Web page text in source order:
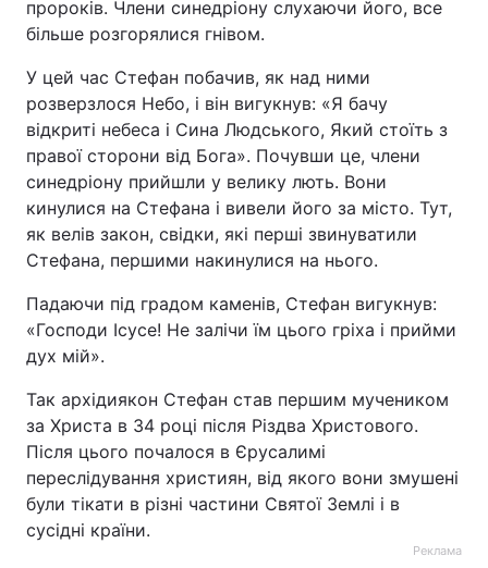
пророків. Члени синедріону слухаючи його, все
більше розгорялися гнівом.
У цей час Стефан побачив, як над ними
розверзлося Небо, і він вигукнув: «Я бачу
відкриті небеса і Сина Людського, Який стоїть з
правої сторони від Бога». Почувши це, члени
синедріону прийшли у велику лють. Вони
кинулися на Стефана і вивели його за місто. Тут,
як велів закон, свідки, які перші звинуватили
Стефана, першими накинулися на нього.
Падаючи під градом каменів, Стефан вигукнув:
«Господи Ісусе! Не залічи їм цього гріха і прийми
дух мій».
Так архідиякон Стефан став першим мучеником
за Христа в 34 році після Різдва Христового.
Після цього почалося в Єрусалимі
переслідування християн, від якого вони змушені
були тікати в різні частини Святої Землі і в
сусідні країни.
Реклама